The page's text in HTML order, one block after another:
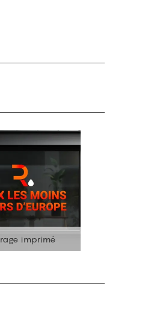
imprimé